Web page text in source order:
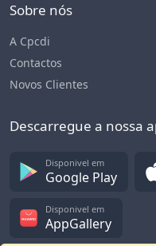
Sobre nós
A Cpcdi
Contactos
Novos Clientes
Descarregue a nossa
Disponivel em
Google Play
Disponivel em
AppGallery